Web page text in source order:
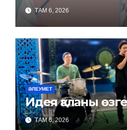
ТАМ 6, 2026
ӘЛЕУМЕТ
Идея қаланы
ТАМ 6, 2026